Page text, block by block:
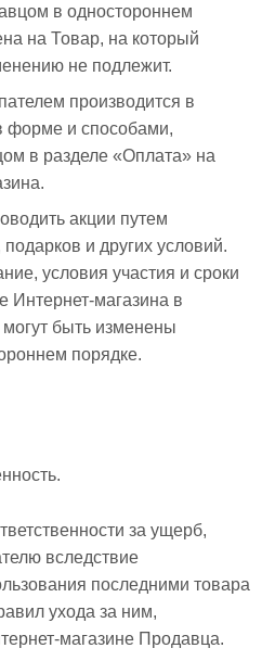
в одностороннем
на Товар, на который
не подлежит.
производится в
форме и способами,
в разделе «Оплата» на
акции путем
и других условий.
условия участия и сроки
Интернет-магазина в
быть изменены
порядке.
за ущерб,
вследствие
последними товара
ухода за ним,
магазине Продавца.